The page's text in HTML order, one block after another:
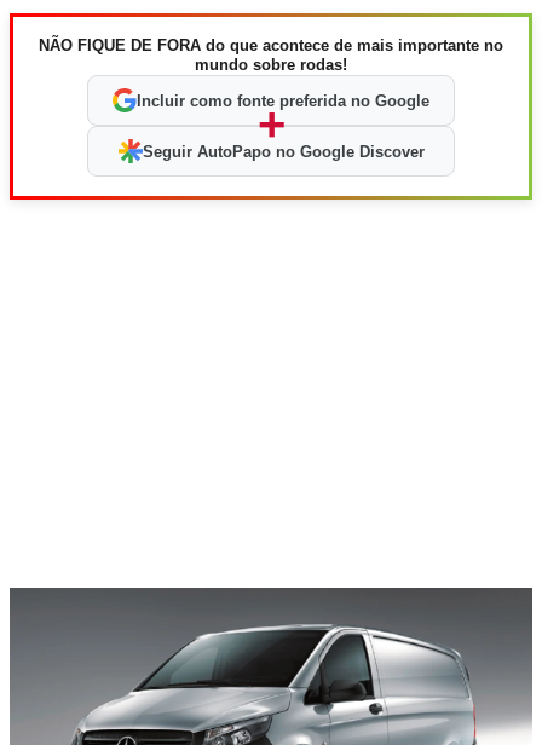
NÃO FIQUE DE FORA do que acontece de mais importante no
mundo sobre rodas!
Incluir como fonte preferida no Google
+
Seguir AutoPapo no Google Discover